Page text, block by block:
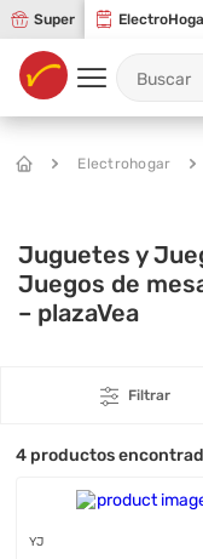
Super
Electrohogar
Juguetes y
Juegos de
– plazaVea
Filtrar
4 productos
YJ